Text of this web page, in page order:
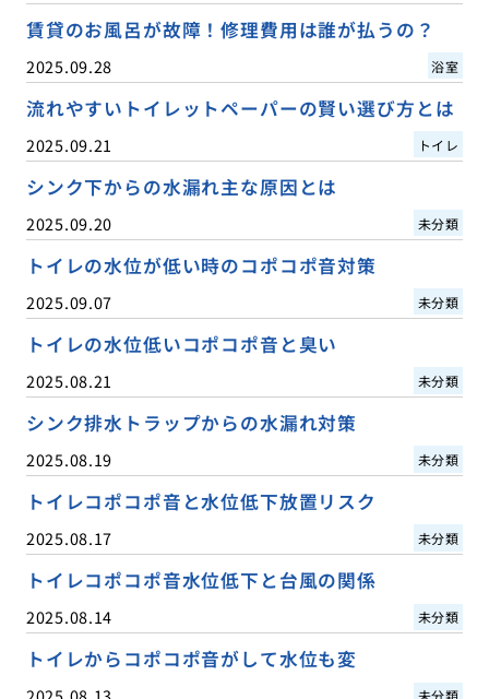
賃貸のお風呂が故障！修理費用は誰が払うの？
2025.09.28 浴室
流れやすいトイレットペーパーの賢い選び方とは
2025.09.21 トイレ
シンク下からの水漏れ主な原因とは
2025.09.20 未分類
トイレの水位が低い時のコポコポ音対策
2025.09.07 未分類
トイレの水位低いコポコポ音と臭い
2025.08.21 未分類
シンク排水トラップからの水漏れ対策
2025.08.19 未分類
トイレコポコポ音と水位低下放置リスク
2025.08.17 未分類
トイレコポコポ音水位低下と台風の関係
2025.08.14 未分類
トイレからコポコポ音がして水位も変